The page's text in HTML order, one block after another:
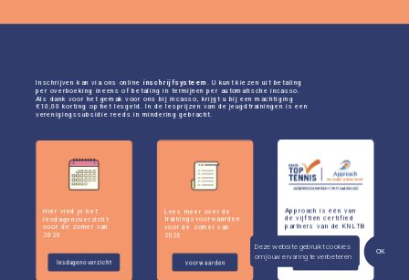
lees meer
Approach is één van
de vijftien certified
voorwaarden
Lees meer over de
trainingsvoorwaarden
voor de zomer van
2026
lesdagenoverzicht
Hier vind je het
lesdagenoverzicht
voor de zomer van
2026
Inschrijven kan via ons online inschrijfsysteem. U kunt kiezen uit betaling
per overboeking ineens of betaling in termijnen per automatische incasso.
Als dank voor het gemak voor ons bij incasso, krijgt u bij een machtiging
€10,00 korting op het lesgeld. In de lesprijzen van de jeugdtrainingen is een
verenigingssubsidie reeds in mindering gebracht.
Deze website gebruikt cookies
om jouw ervaring te verbeteren
OK